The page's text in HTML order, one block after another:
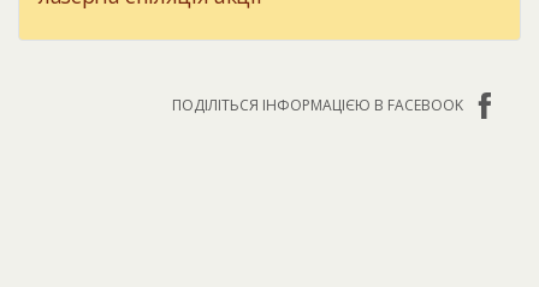
ПОДІЛІТЬСЯ ІНФОРМАЦІЄЮ В FACEBOOK